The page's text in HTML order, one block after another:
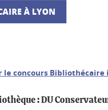
À LYON
le concours
: DU